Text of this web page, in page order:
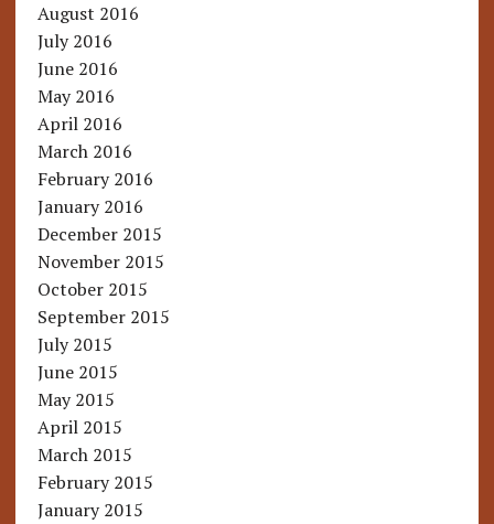
August 2016
July 2016
June 2016
May 2016
April 2016
March 2016
February 2016
January 2016
December 2015
November 2015
October 2015
September 2015
July 2015
June 2015
May 2015
April 2015
March 2015
February 2015
January 2015